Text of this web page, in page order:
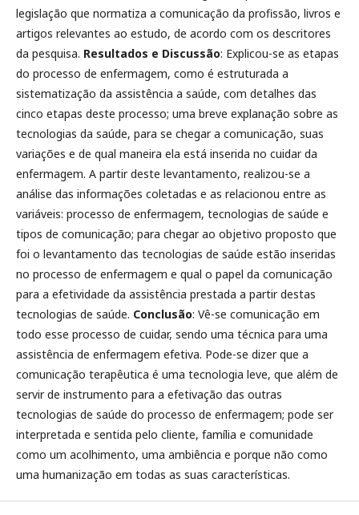
legislação que normatiza a comunicação da profissão, livros e
artigos relevantes ao estudo, de acordo com os descritores
da pesquisa. Resultados e Discussão: Explicou-se as etapas
do processo de enfermagem, como é estruturada a
sistematização da assistência a saúde, com detalhes das
cinco etapas deste processo; uma breve explanação sobre as
tecnologias da saúde, para se chegar a comunicação, suas
variações e de qual maneira ela está inserida no cuidar da
enfermagem. A partir deste levantamento, realizou-se a
análise das informações coletadas e as relacionou entre as
variáveis: processo de enfermagem, tecnologias de saúde e
tipos de comunicação; para chegar ao objetivo proposto que
foi o levantamento das tecnologias de saúde estão inseridas
no processo de enfermagem e qual o papel da comunicação
para a efetividade da assistência prestada a partir destas
tecnologias de saúde. Conclusão: Vê-se comunicação em
todo esse processo de cuidar, sendo uma técnica para uma
assistência de enfermagem efetiva. Pode-se dizer que a
comunicação terapêutica é uma tecnologia leve, que além de
servir de instrumento para a efetivação das outras
tecnologias de saúde do processo de enfermagem; pode ser
interpretada e sentida pelo cliente, família e comunidade
como um acolhimento, uma ambiência e porque não como
uma humanização em todas as suas características.